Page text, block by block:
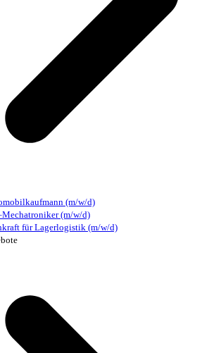
(m/w/d)
(m/w/d)
für Lagerlogistik (m/w/d)